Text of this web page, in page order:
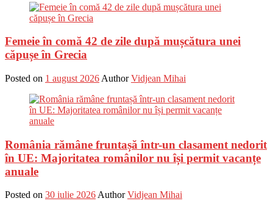
Femeie în comă 42 de zile după mușcătura unei
căpușe în Grecia
Posted on 1 august 2026 Author Vidjean Mihai
România rămâne fruntașă într-un clasament nedorit
în UE: Majoritatea românilor nu își permit vacanțe
anuale
Posted on 30 iulie 2026Author Vidjean Mihai